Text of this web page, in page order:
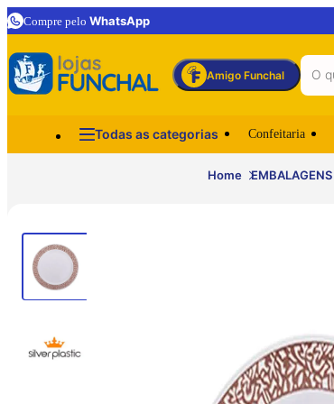
Compre pelo WhatsApp
Amigo Funchal
Todas as categorias Confeitaria
Home EMBALAGENS